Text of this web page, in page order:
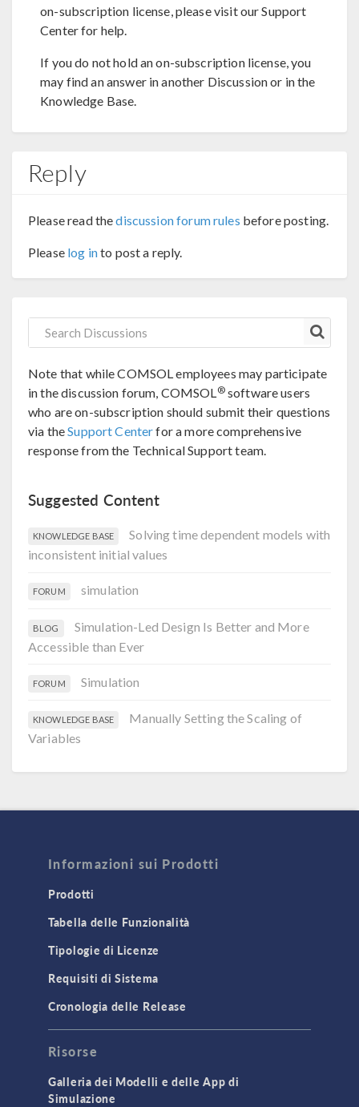
on-subscription license, please visit our Support
Center for help.
If you do not hold an on-subscription license, you
may find an answer in another Discussion or in the
Knowledge Base.
Reply
Please read thediscussion forum rules before posting.
Please log into post a reply.
Note that while COMSOL employees may participate
in the discussion forum, COMSOL®software users
who are on-subscription should submit their questions
via theSupport Centerfor a more comprehensive
response from the Technical Support team.
Suggested Content
KNOWLEDGE BASE
Solving time dependent models with
inconsistent initial values
FORUM simulation
BLOG
Simulation-Led Design Is Better and More
Accessible than Ever
FORUM Simulation
KNOWLEDGE BASE
Manually Setting the Scaling of
Variables
Informazioni sui Prodotti
Prodotti
Tabella delle Funzionalità
Tipologie di Licenze
Requisiti di Sistema
Cronologia delle Release
Risorse
Galleria dei Modelli e delle App di
Simulazione